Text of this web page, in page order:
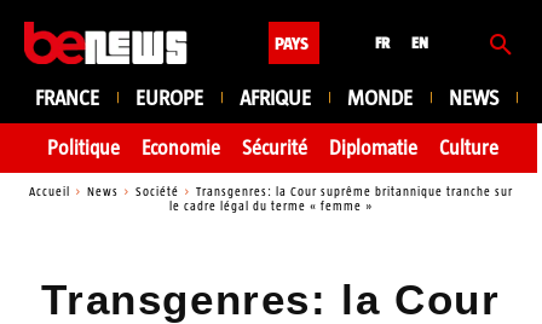
PAYS FR EN
FRANCE EUROPE AFRIQUE MONDE NEWS
Politique Economie Sécurité Diplomatie Culture
Accueil News Société
Transgenres: la Cour suprême britannique tranche sur
le cadre légal du terme « femme »
Transgenres: la Cour